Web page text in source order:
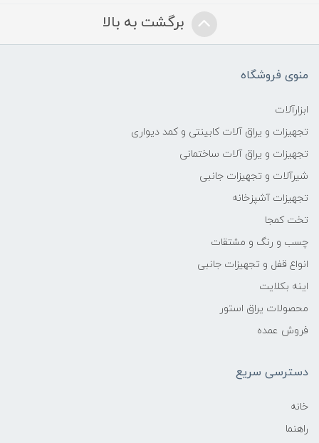
برگشت به بالا
منوی فروشگاه
ابزارآلات
تجهیزات و یراق آلات کابینتی و کمد دیواری
تجهیزات و یراق آلات ساختمانی
شیرآلات و تجهیزات جانبی
تجهیزات آشپزخانه
تخت کمجا
چسب و رنگ و مشتقات
انواع قفل و تجهیزات جانبی
اینه بکلایت
محصولات یراق استور
فروش عمده
دسترسی سریع
خانه
راهنما